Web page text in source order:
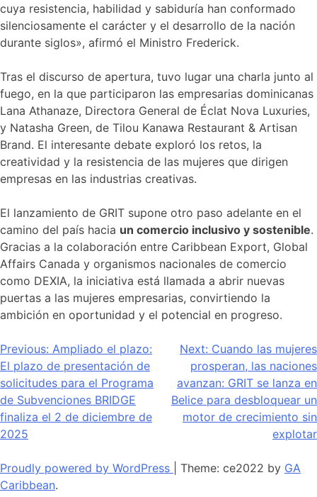
cuya resistencia, habilidad y sabiduría han conformado
silenciosamente el carácter y el desarrollo de la nación
durante siglos», afirmó el Ministro Frederick.
Tras el discurso de apertura, tuvo lugar una charla junto al
fuego, en la que participaron las empresarias dominicanas
Lana Athanaze, Directora General de Éclat Nova Luxuries,
y Natasha Green, de Tilou Kanawa Restaurant & Artisan
Brand. El interesante debate exploró los retos, la
creatividad y la resistencia de las mujeres que dirigen
empresas en las industrias creativas.
El lanzamiento de GRIT supone otro paso adelante en el
camino del país hacia un comercio inclusivo y sostenible.
Gracias a la colaboración entre Caribbean Export, Global
Affairs Canada y organismos nacionales de comercio
como DEXIA, la iniciativa está llamada a abrir nuevas
puertas a las mujeres empresarias, convirtiendo la
ambición en oportunidad y el potencial en progreso.
Navegación
de
entradas
Previous: Ampliado el plazo:
El plazo de presentación de
solicitudes para el Programa
de Subvenciones BRIDGE
finaliza el 2 de diciembre de
2025
Next: Cuando las mujeres
prosperan, las naciones
avanzan: GRIT se lanza en
Belice para desbloquear un
motor de crecimiento sin
explotar
Proudly powered by WordPress Theme: ce2022 by GA
Caribbean.